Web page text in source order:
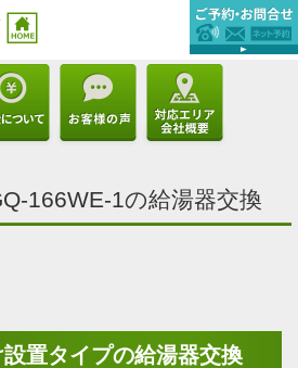
166WE-1の給湯器交換
置タイプの給湯器交換